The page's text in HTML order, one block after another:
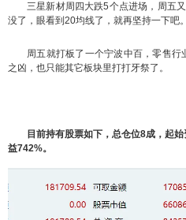
三星新材周四大跌5个点进场，周五
没了，眼看到20均线了，就再坚持一下吧。
周五就打板了一个宁波中百，零售
之凶，也只能其它板块里打打牙祭了。
目前持有股票如下，总仓位8成，起
益742%。